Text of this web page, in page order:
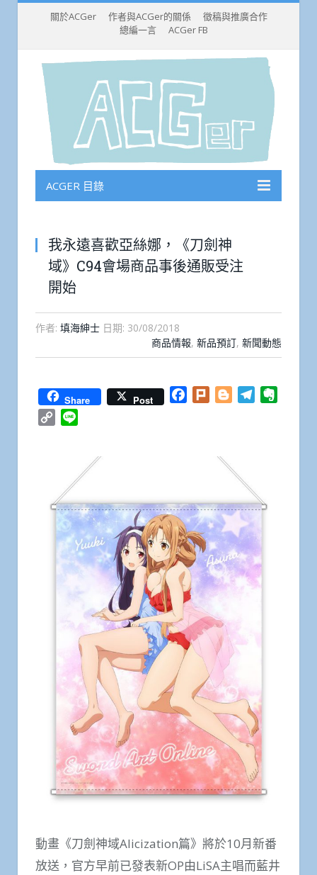
關於ACGer 作者與ACGer的關係
徵稿與推廣合作
總編一言
ACGer FB
ACGER 目錄
我永遠喜歡亞絲娜，《刀劍神
域》C94會場商品事後通販受注
開始
作者: 填海紳士 日期: 30/08/2018
商品情報, 新品預訂, 新聞動態
Share Post Facebook
Plurk BloggerTelegram
Copy
動畫《刀劍神域Alicization篇》將於10月新番
放送，官方早前已發表新OP由LiSA主唱而藍井